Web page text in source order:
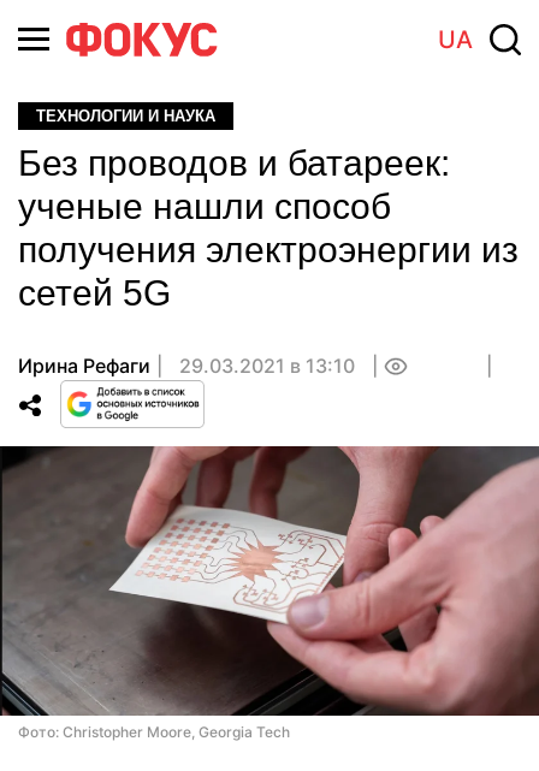
UA
ТЕХНОЛОГИИ И НАУКА
Без проводов и батареек:
ученые нашли способ
получения электроэнергии из
сетей 5G
Ирина Рефаги 29.03.2021 в 13:10
Фото: Christopher Moore, Georgia Tech